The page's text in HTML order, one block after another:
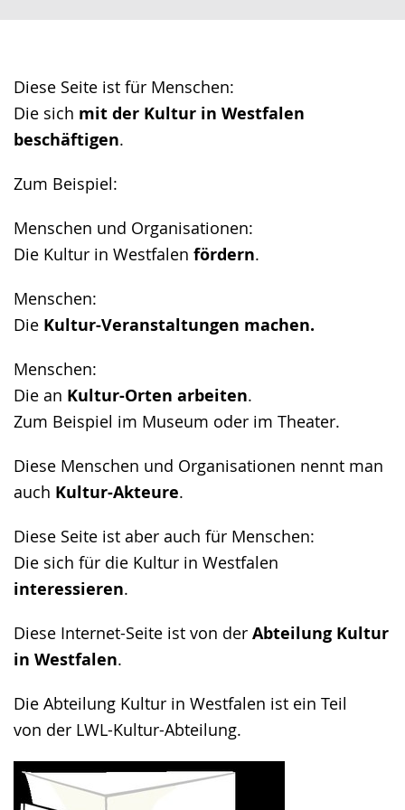
Diese Seite ist für Menschen:
Die sich mit der Kultur in Westfalen
beschäftigen.
Zum Beispiel:
Menschen und Organisationen:
Die Kultur in Westfalen fördern.
Menschen:
Die Kultur-Veranstaltungen machen.
Menschen:
Die an Kultur-Orten arbeiten.
Zum Beispiel im Museum oder im Theater.
Diese Menschen und Organisationen nennt man
auch Kultur-Akteure.
Diese Seite ist aber auch für Menschen:
Die sich für die Kultur in Westfalen
interessieren.
Diese Internet-Seite ist von der Abteilung Kultur
in Westfalen.
Die Abteilung Kultur in Westfalen ist ein Teil
von der LWL-Kultur-Abteilung.